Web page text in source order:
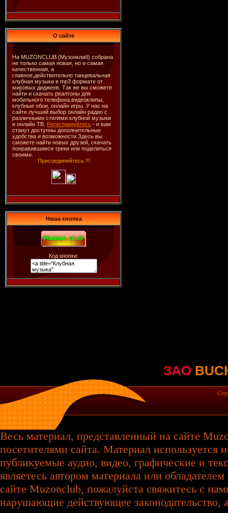
О сайте
На MUZONCLUB (Музонклаб) собрана
не только самая новая, но и самая
качественная, а
главное,действительно танцевальная
клубная музыка в mp3 формате от
мировых диджеев. Так же вы сможете
найти и скачать реалтоны для
мобильного телефона,видеоклипы,
клубные обои, онлайн игры. У нас на
сайте лучший выбор онлайн радио с
различными стилями клубной музыки
и онлайн ТВ. Регистрируйтесь - и вам
станут доступны дополнительные
удобства и возможности.Здесь вы
сможете найти новых друзей, скачать
понравившиеся треки или поделиться
своими.
Присоединяйтесь !!!
Наша кнопка
Код кнопки:
ЗАО
Весь материал, представленный на сайте
посетителями сайта. Материал используется
публикуемые аудио, видео, графические и
являетесь автором материала или
сайте Muzonclub, пожалуйста свяжитесь с
нарушающие действующее законодательство,